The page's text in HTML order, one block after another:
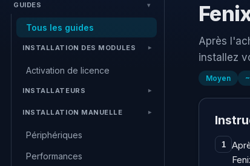
GUIDES
Tous les guides
INSTALLATION DES MODULES
Activation de licence
INSTALLATEURS
INSTALLATION MANUELLE
Périphériques
Performances
Après
installez
Moyen ~
1